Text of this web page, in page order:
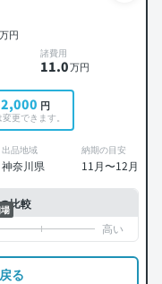
万円
諸費用
11.0万円
円
更できます。
出品地域
神奈川県
納期の目安
11月〜12月
比較
る